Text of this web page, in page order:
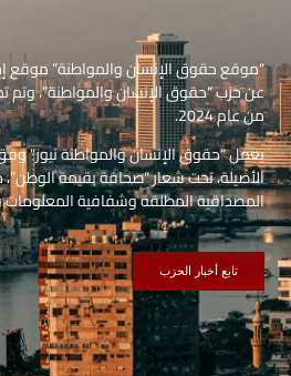
“موقع حقوق الإنسان والمواطنة” موقع
من عام 2024.
يعمل “حقوق الإنسان والمواطنة نيوز”
الأصيلة، تحت شعار “صحافة بقيمة
المصداقية المطلقة وشفافية المعلومات
تابع أخبار الحزب